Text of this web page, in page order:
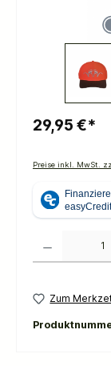
29,95 €*
Preise inkl. MwSt.
Zum